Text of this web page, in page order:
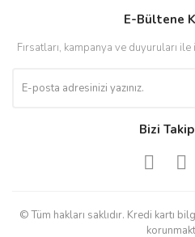
E-Bültene
Fırsatları, kampanya ve duyuruları
Bizi
© Tüm hakları saklıdır. Kredi kartı